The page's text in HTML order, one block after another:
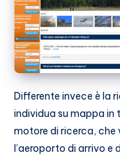
Differente invece è la
individua su mappa in
motore di ricerca, che
l’aeroporto di arrivo e